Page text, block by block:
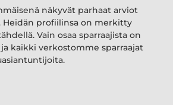
näkyvät parhaat arviot
Heidän profiilinsa on merkitty
Vain osaa sparraajista on
kaikki verkostomme sparraajat